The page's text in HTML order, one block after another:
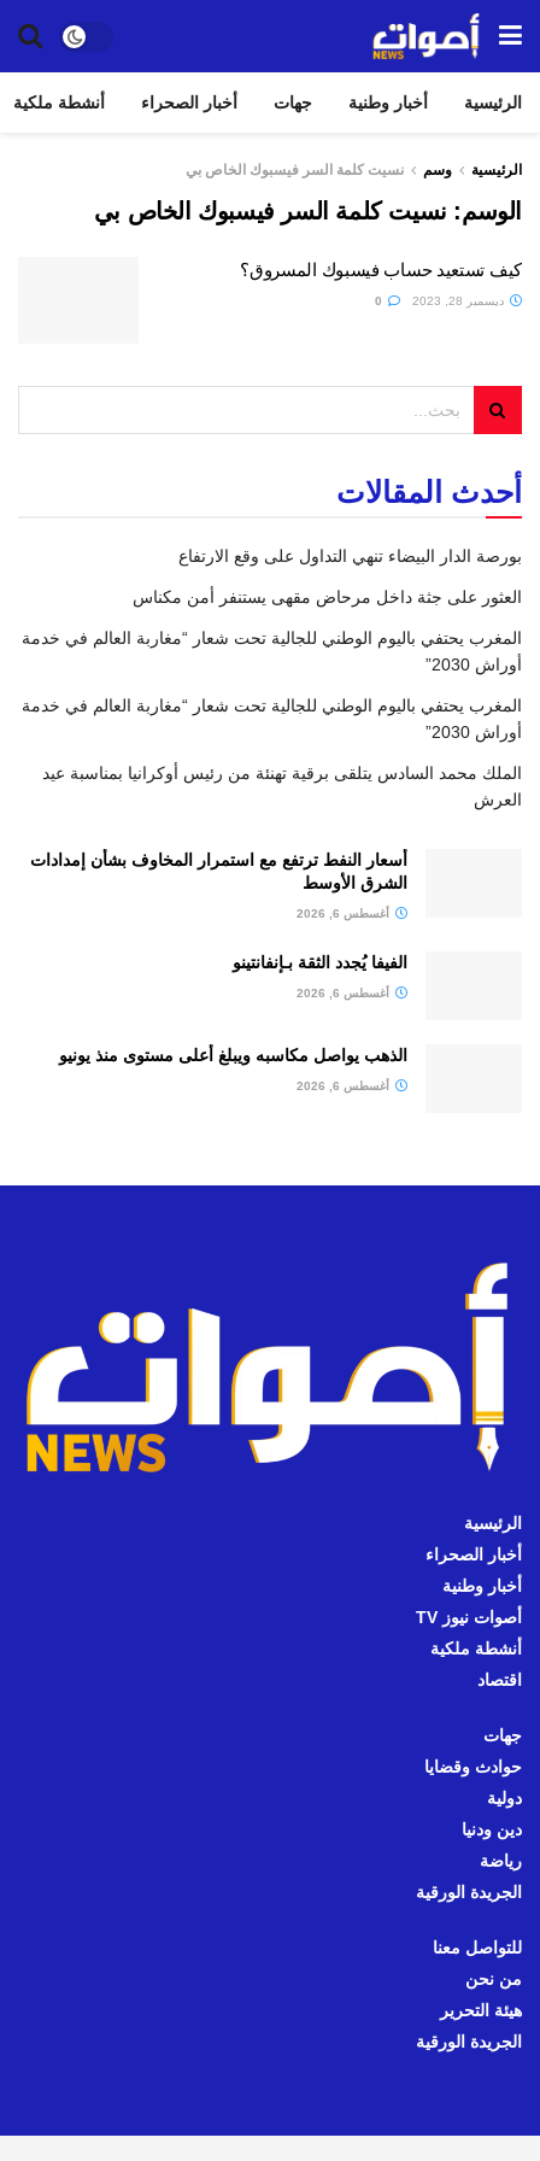
الرئيسية أخبار وطنية جهات أخبار الصحراء أنشطة ملكية
الرئيسية وسم نسيت كلمة السر فيسبوك الخاص بي
الوسم: نسيت كلمة السر فيسبوك الخاص بي
كيف تستعيد حساب فيسبوك المسروق؟
ديسمبر 28, 2023
أحدث المقالات
بورصة الدار البيضاء تنهي التداول على وقع الارتفاع
العثور على جثة داخل مرحاض مقهى يستنفر أمن مكناس
المغرب يحتفي باليوم الوطني للجالية تحت شعار “مغاربة العالم في خدمة
أوراش 2030”
المغرب يحتفي باليوم الوطني للجالية تحت شعار “مغاربة العالم في خدمة
أوراش 2030”
الملك محمد السادس يتلقى برقية تهنئة من رئيس أوكرانيا بمناسبة عيد
العرش
أسعار النفط ترتفع مع استمرار المخاوف بشأن إمدادات
الشرق الأوسط
أغسطس 6, 2026
الفيفا يُجدد الثقة بـإنفانتينو
أغسطس 6, 2026
الذهب يواصل مكاسبه ويبلغ أعلى مستوى منذ يونيو
أغسطس 6, 2026
الرئيسية
أخبار الصحراء
أخبار وطنية
أصوات نيوز TV
أنشطة ملكية
اقتصاد
جهات
حوادث وقضايا
دولية
دين ودنيا
رياضة
الجريدة الورقية
للتواصل معنا
من نحن
هيئة التحرير
الجريدة الورقية